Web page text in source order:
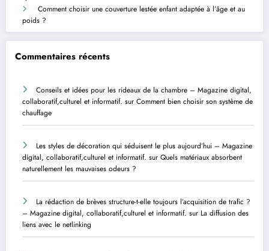
Comment choisir une couverture lestée enfant adaptée à l’âge et au
poids ?
Commentaires récents
Conseils et idées pour les rideaux de la chambre – Magazine digital,
collaboratif,culturel et informatif. sur Comment bien choisir son système de
chauffage
Les styles de décoration qui séduisent le plus aujourd’hui – Magazine
digital, collaboratif,culturel et informatif. sur Quels matériaux absorbent
naturellement les mauvaises odeurs ?
La rédaction de brèves structure-t-elle toujours l’acquisition de trafic ?
– Magazine digital, collaboratif,culturel et informatif. sur La diffusion des
liens avec le netlinking